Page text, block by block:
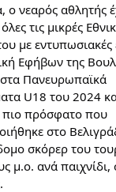
ο νεαρός αθλητής
τις μικρές
με εντυπωσιακές
Εφήβων της
στα Πανευρωπαϊκά
U18 του 2024
πιο πρόσφατο που
στο
σκόρερ του
μ.ο. ανά παιχνίδι,